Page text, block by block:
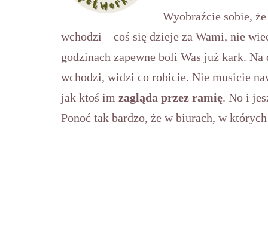
Wyobraźcie sobie,
wchodzi – coś się dzieje za Wami, nie
godzinach zapewne boli Was już kark.
wchodzi, widzi co robicie. Nie musicie
jak ktoś im zagląda przez ramię. No i
Ponoć tak bardzo, że w biurach, w